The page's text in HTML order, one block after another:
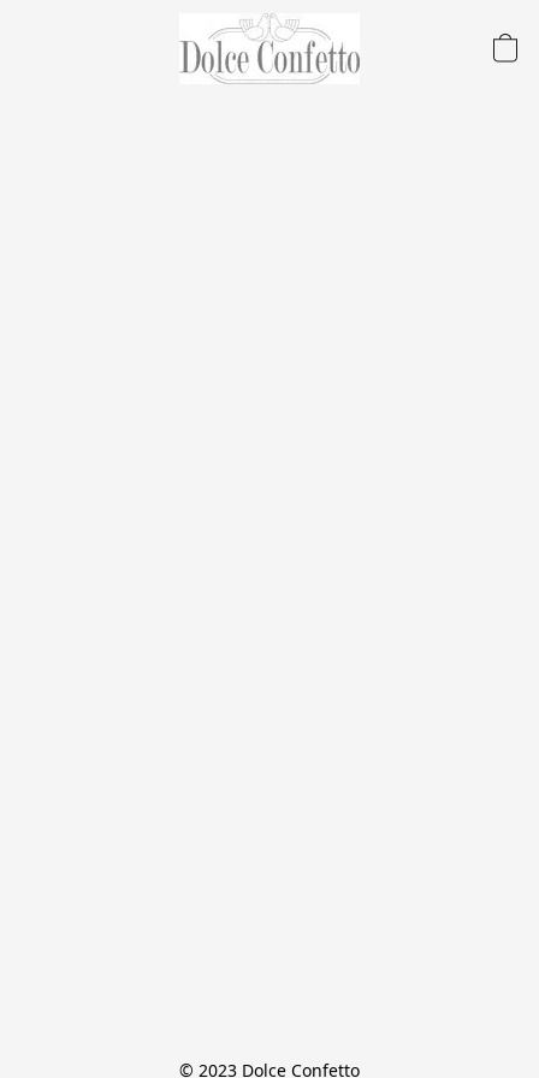
© 2023 Dolce Confetto